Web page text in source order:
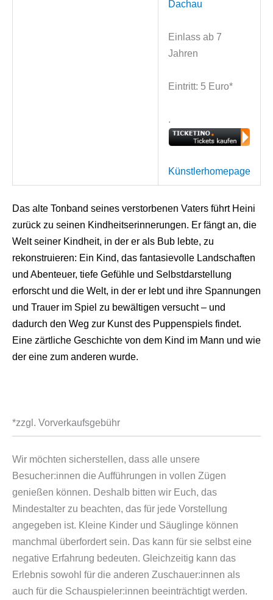
Dachau
Einlass ab 7
Jahren
Eintritt: 5 Euro*
.
Künstlerhomepage
Das alte Tonband seines verstorbenen Vaters führt Heini
zurück zu seinen Kindheitserinnerungen. Er fängt an, die
Welt seiner Kindheit, in der er als Bub lebte, zu
rekonstruieren: Ein Kind, das fantasievolle Landschaften
und Abenteuer, tiefe Gefühle und Selbstdarstellung
erforscht und die Welt, in der er lebt und ihre Spannungen
und Trauer im Spiel zu bewältigen versucht – und
dadurch den Weg zur Kunst des Puppenspiels findet.
Eine zärtliche Geschichte von dem Kind im Mann und wie
der eine zum anderen wurde.
*zzgl. Vorverkaufsgebühr
Wir möchten sicherstellen, dass alle unsere
Besucher:innen die Aufführungen in vollen Zügen
genießen können. Deshalb bitten wir Euch, das
Mindestalter zu beachten, das für jede Vorstellung
angegeben ist. Kleine Kinder und Säuglinge können
manchmal überfordert sein. Das kann für sie selbst eine
negative Erfahrung bedeuten. Gleichzeitig kann das
Erlebnis sowohl für die anderen Zuschauer:innen als
auch für die Schauspieler:innen beeinträchtigt werden.